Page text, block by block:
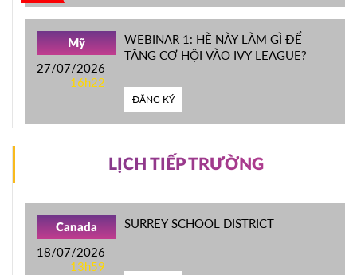
Mỹ
27/07/2026
16h22
WEBINAR 1: HÈ NÀY LÀM GÌ ĐỂ
TĂNG CƠ HỘI VÀO IVY LEAGUE?
ĐĂNG KÝ
LỊCH TIẾP TRƯỜNG
Canada
18/07/2026
13h59
SURREY SCHOOL DISTRICT